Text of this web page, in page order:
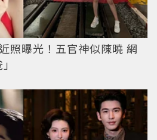
照曝光！五官神似陳曉 網